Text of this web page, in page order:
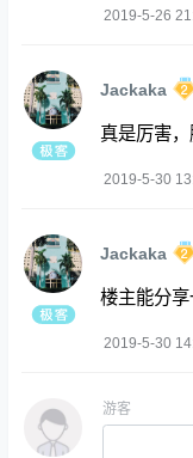
2019-5-26
Jackaka
真是厉害，
2019-5-30
Jackaka
楼主能分享
2019-5-30
游客